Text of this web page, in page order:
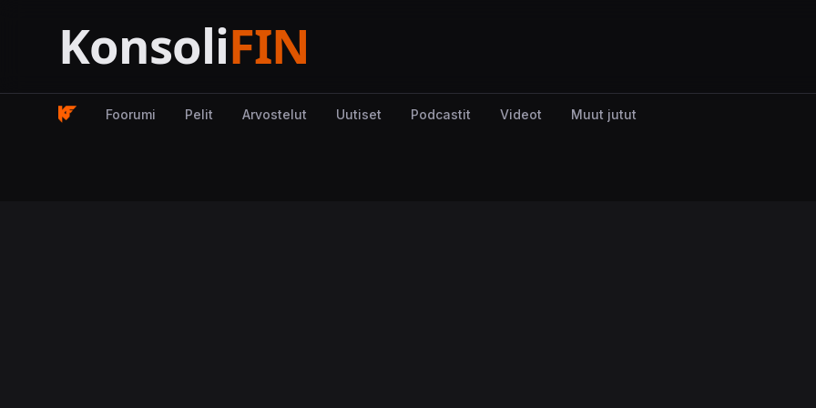
Foorumi Pelit Arvostelut Uutiset Podcastit Videot Muut jutut